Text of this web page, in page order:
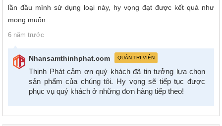
lần đầu mình sử dụng loại này, hy vọng đạt được kết quả như
mong muốn.
6 năm trước
Nhansamthinhphat.com QUẢN TRỊ VIÊN
Thịnh Phát cảm ơn quý khách đã tin tưởng lựa chọn
sản phẩm của chúng tôi. Hy vọng sẽ tiếp tục được
phục vụ quý khách ở những đơn hàng tiếp theo!